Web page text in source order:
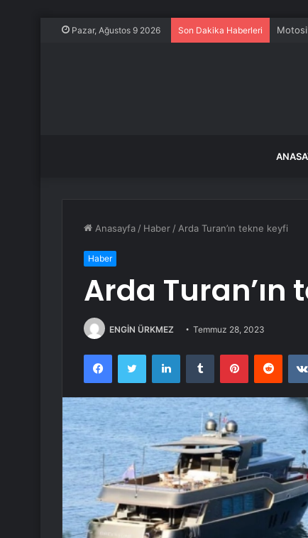
Pazar, Ağustos 9 2026 Son Dakika Haberleri
Anasayfa / Haber / Arda Turan’ın tekne keyfi
Haber
Arda Turan’ın
ENGİN ÜRKMEZ Temmuz 28, 2023
FacebookTwitter LinkedInTumblr Pinterest